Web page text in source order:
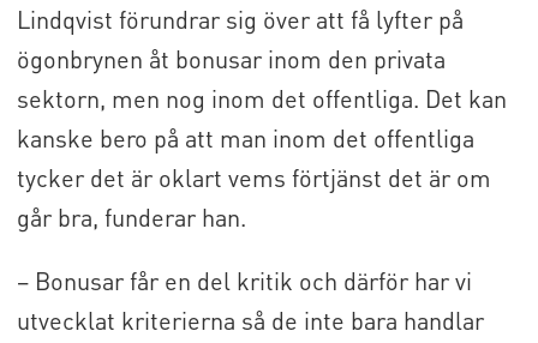
Lindqvist förundrar sig över att få lyfter på
ögonbrynen åt bonusar inom den privata
sektorn, men nog inom det offentliga. Det kan
kanske bero på att man inom det offentliga
tycker det är oklart vems förtjänst det är om
går bra, funderar han.
– Bonusar får en del kritik och därför har vi
utvecklat kriterierna så de inte bara handlar